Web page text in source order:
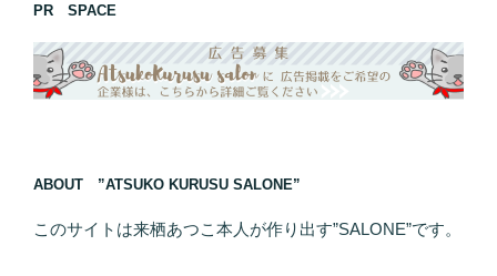
PR SPACE
ABOUT ”ATSUKO KURUSU SALONE”
このサイトは来栖あつこ本人が作り出す”SALONE”です。